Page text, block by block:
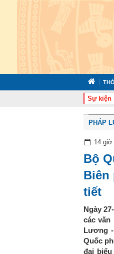
Sự kiện
372 tổ chức tập huấn cán bộ năm
PHÁP
14
Bộ
Biên
tiết
Ngày
các
Lương
Quốc
đại